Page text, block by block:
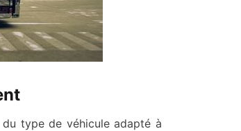
type de véhicule adapté à